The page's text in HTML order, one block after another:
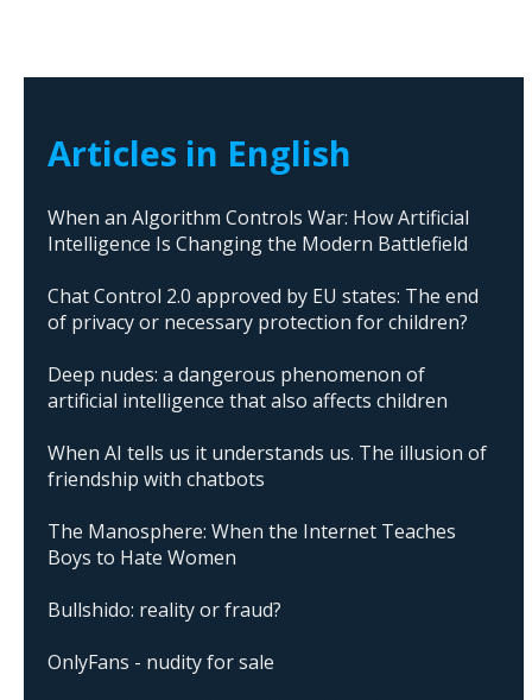
Articles in English
When an Algorithm Controls War: How Artificial
Intelligence Is Changing the Modern Battlefield
Chat Control 2.0 approved by EU states: The end
of privacy or necessary protection for children?
Deep nudes: a dangerous phenomenon of
artificial intelligence that also affects children
When AI tells us it understands us. The illusion of
friendship with chatbots
The Manosphere: When the Internet Teaches
Boys to Hate Women
Bullshido: reality or fraud?
OnlyFans - nudity for sale